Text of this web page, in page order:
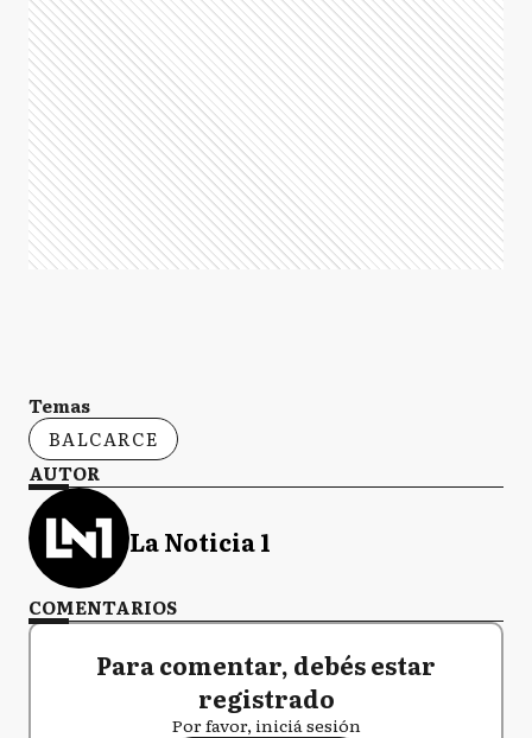
Temas
BALCARCE
AUTOR
La Noticia 1
COMENTARIOS
Para comentar, debés estar
registrado
Por favor, iniciá sesión